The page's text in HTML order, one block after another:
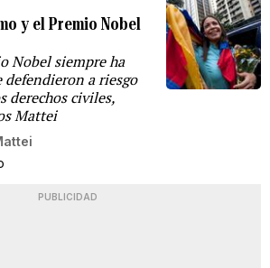
y el Premio Nobel
Nobel siempre ha
defendieron a riesgo
derechos civiles,
Mattei
PUBLICIDAD